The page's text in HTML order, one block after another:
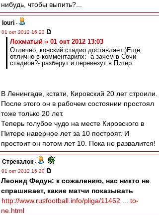
нибудь, чтобы выпить?...
Iouri -
01 окт 2012 16:23
Лохматый » 01 окт 2012 13:03
Отлично, конский стадио доставляет:)Еще
отлично в комментариях:- а зачем в Сочи
стадион?- разберут и перевезут в Питер.
В Ленингаде, кстати, Кировский 20 лет строили.
После этого он в рабочем состоянии простоял
тоже только 20 лет.
Теперь голубое чудо на месте Кировского в
Питере наверное лет за 10 построят. И
простоит он потом лет 10. Пока не развалится!
Стрекалок -
01 окт 2012 16:20
Леонид Федун: к сожалению, нас никто не
спрашивает, какие матчи показывать
http://www.rusfootball.info/pliga/11462 ... to-
ne.html